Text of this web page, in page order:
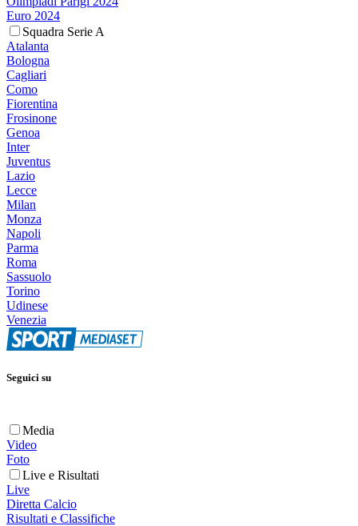
Euro 2024
Squadra Serie A
Atalanta
Bologna
Cagliari
Como
Fiorentina
Frosinone
Genoa
Inter
Juventus
Lazio
Lecce
Milan
Monza
Napoli
Parma
Roma
Sassuolo
Torino
Udinese
Venezia
Seguici su
Media
Video
Foto
Live e Risultati
Live
Diretta Calcio
Risultati e Classifiche